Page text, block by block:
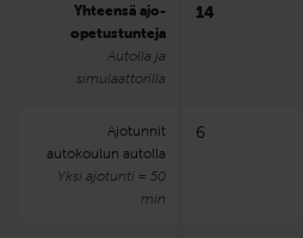
Yhteensä ajo-
opetustunteja
Autolla ja
simulaattorilla
14
Ajotunnit
autokoulun autolla
Yksi ajotunti = 50
min
6